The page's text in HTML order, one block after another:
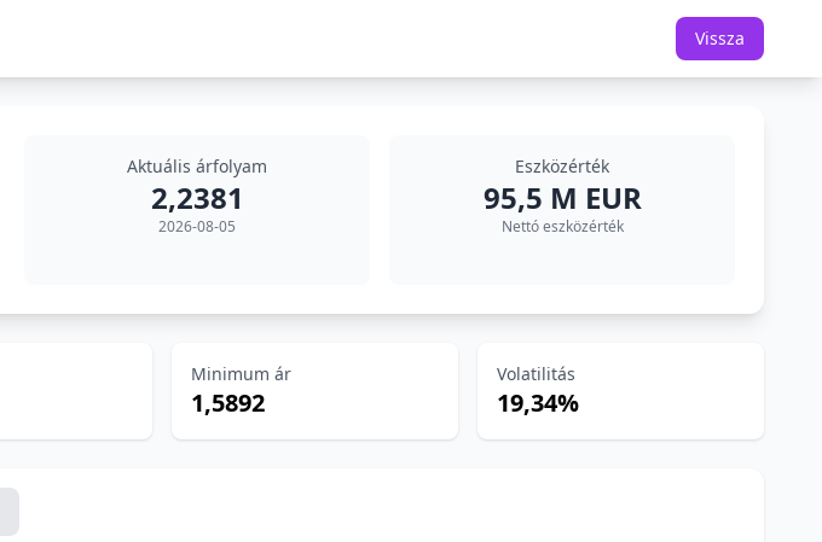
Vissza
Aktuális árfolyam
2,2381
2026-08-05
Eszközérték
95,5 M EUR
Nettó eszközérték
Minimum ár
1,5892
Volatilitás
19,34%